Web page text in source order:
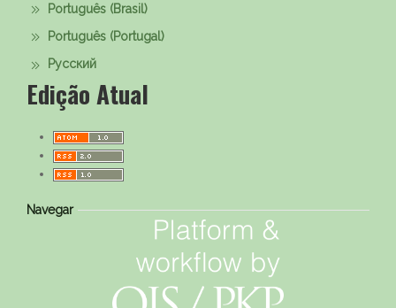
Português (Brasil)
Português (Portugal)
Русский
Edição Atual
Navegar